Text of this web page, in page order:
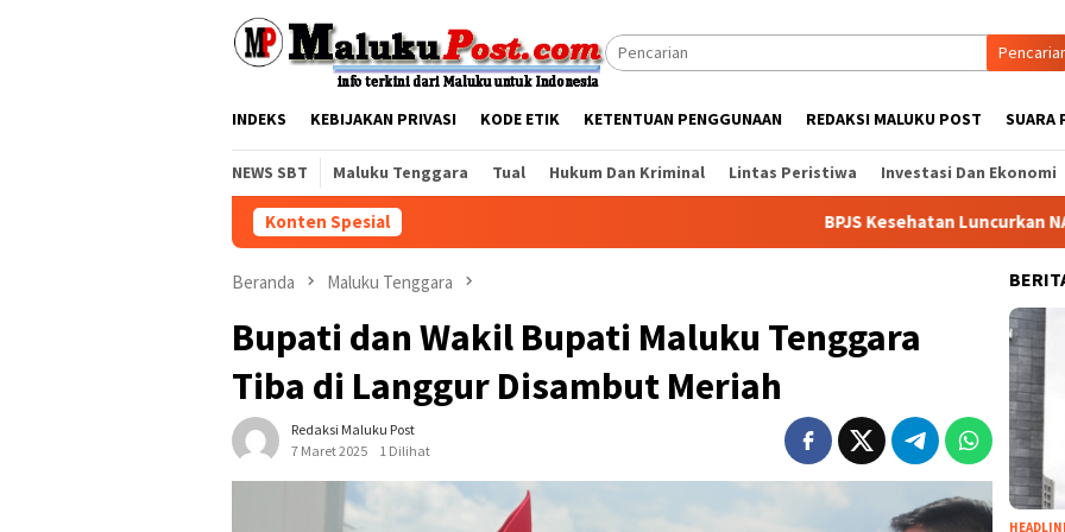
INDEKS KEBIJAKAN PRIVASI KODE ETIK KETENTUAN PENGGUNAAN REDAKSI MALUKU POST SUARA
NEWS SBT Maluku Tenggara Tual Hukum Dan Kriminal Lintas Peristiwa Investasi Dan Ekonomi
Konten Spesial BPJS Kesehatan Luncurkan NADI
Beranda Maluku Tenggara
Bupati dan Wakil Bupati Maluku Tenggara
Tiba di Langgur Disambut Meriah
Redaksi Maluku Post
7 Maret 2025
1 Dilihat